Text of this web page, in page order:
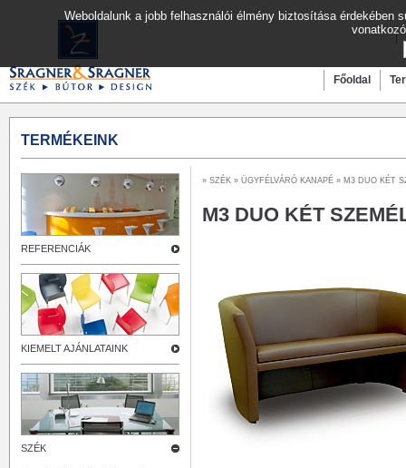
Főoldal
TERMÉKEINK
REFERENCIÁK
KIEMELT AJÁNLATAINK
SZÉK
» SZÉK » ÜGYFÉLVÁRÓ KANAPÉ » M3 DUO KÉT
M3 DUO KÉT
Weboldalunk a jobb felhasználói élmény biztosítása érdekében